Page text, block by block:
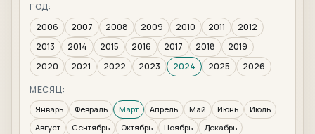
ГОД:
2006
2007 2008 2009 2010 2011
2012
2013
2014 2015 2016 2017 2018
2019
2020
2021 2022 2023 2024 2025
2026
МЕСЯЦ:
Январь Февраль Март Апрель Май Июнь
Июль
Август
Сентябрь Октябрь Ноябрь Декабрь